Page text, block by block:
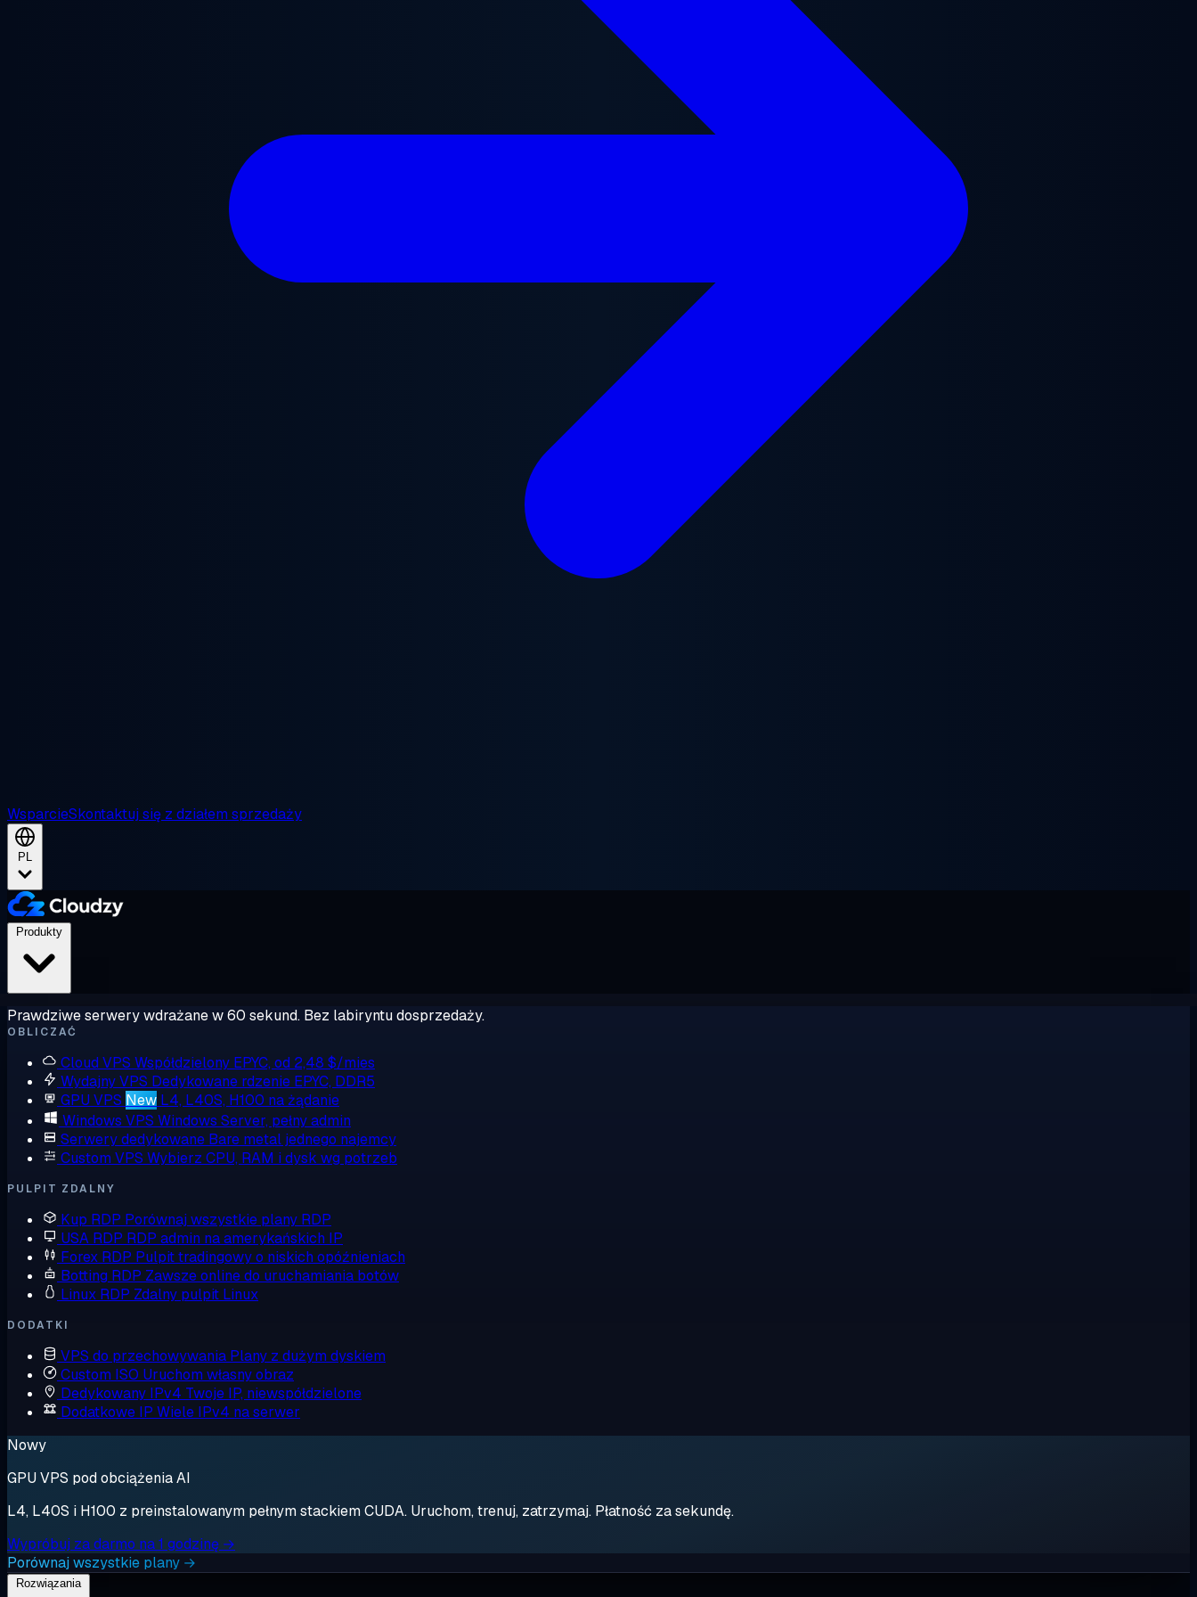
WsparcieSkontaktuj się z działem sprzedaży
PL
Prawdziwe serwery wdrażane w 60 sekund. Bez labiryntu dosprzedaży.
OBLICZAĆ
Cloud VPS Współdzielony EPYC, od 2,48 $/mies
Wydajny VPS Dedykowane rdzenie EPYC, DDR5
GPU VPS New L4, L40S, H100 na żądanie
Windows VPS Windows Server, pełny admin
Serwery dedykowane Bare metal jednego najemcy
Custom VPS Wybierz CPU, RAM i dysk wg potrzeb
PULPIT ZDALNY
Kup RDP Porównaj wszystkie plany RDP
USA RDP RDP admin na amerykańskich IP
Forex RDP Pulpit tradingowy o niskich opóźnieniach
Botting RDP Zawsze online do uruchamiania botów
Linux RDP Zdalny pulpit Linux
DODATKI
VPS do przechowywania Plany z dużym dyskiem
Custom ISO Uruchom własny obraz
Dedykowany IPv4 Twoje IP, niewspółdzielone
Dodatkowe IP Wiele IPv4 na serwer
Nowy
GPU VPS pod obciążenia AI
L4, L40S i H100 z preinstalowanym pełnym stackiem CUDA. Uruchom, trenuj, zatrzymaj. Płatność za sekundę.
Wypróbuj za darmo na 1 godzinę →
Porównaj wszystkie plany →
Rozwiązania